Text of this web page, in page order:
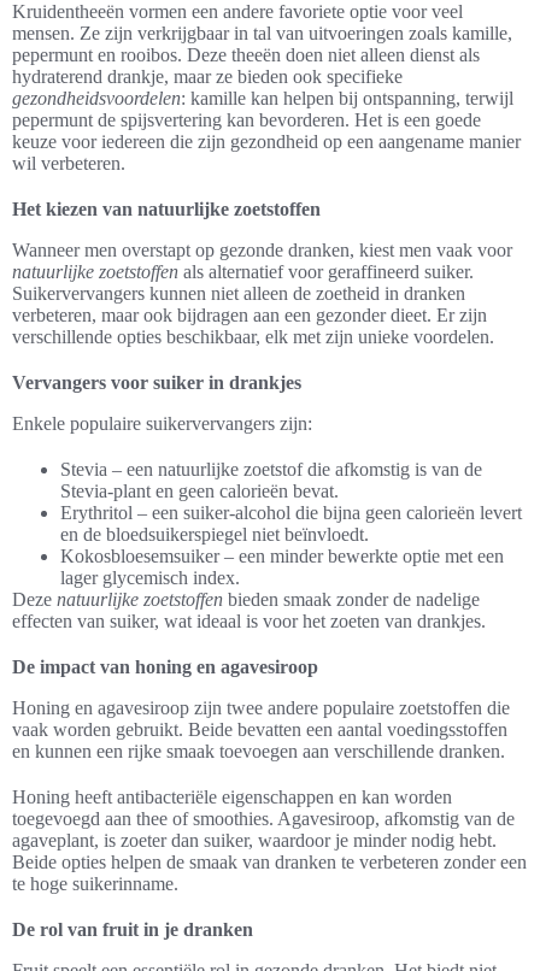
Kruidentheeën vormen een andere favoriete optie voor veel
mensen. Ze zijn verkrijgbaar in tal van uitvoeringen zoals kamille,
pepermunt en rooibos. Deze theeën doen niet alleen dienst als
hydraterend drankje, maar ze bieden ook specifieke
gezondheidsvoordelen: kamille kan helpen bij ontspanning, terwijl
pepermunt de spijsvertering kan bevorderen. Het is een goede
keuze voor iedereen die zijn gezondheid op een aangename manier
wil verbeteren.
Het kiezen van natuurlijke zoetstoffen
Wanneer men overstapt op gezonde dranken, kiest men vaak voor
natuurlijke zoetstoffen als alternatief voor geraffineerd suiker.
Suikervervangers kunnen niet alleen de zoetheid in dranken
verbeteren, maar ook bijdragen aan een gezonder dieet. Er zijn
verschillende opties beschikbaar, elk met zijn unieke voordelen.
Vervangers voor suiker in drankjes
Enkele populaire suikervervangers zijn:
Stevia – een natuurlijke zoetstof die afkomstig is van de
Stevia-plant en geen calorieën bevat.
Erythritol – een suiker-alcohol die bijna geen calorieën levert
en de bloedsuikerspiegel niet beïnvloedt.
Kokosbloesemsuiker – een minder bewerkte optie met een
lager glycemisch index.
Deze natuurlijke zoetstoffen bieden smaak zonder de nadelige
effecten van suiker, wat ideaal is voor het zoeten van drankjes.
De impact van honing en agavesiroop
Honing en agavesiroop zijn twee andere populaire zoetstoffen die
vaak worden gebruikt. Beide bevatten een aantal voedingsstoffen
en kunnen een rijke smaak toevoegen aan verschillende dranken.
Honing heeft antibacteriële eigenschappen en kan worden
toegevoegd aan thee of smoothies. Agavesiroop, afkomstig van de
agaveplant, is zoeter dan suiker, waardoor je minder nodig hebt.
Beide opties helpen de smaak van dranken te verbeteren zonder een
te hoge suikerinname.
De rol van fruit in je dranken